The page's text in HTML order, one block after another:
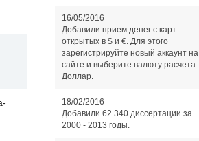
16/05/2016
Добавили прием денег с карт
открытых в $ и €. Для этого
зарегистрируйте новый аккаунт на
сайте и выберите валюту расчета
Доллар.
18/02/2016
Добавили 62 340 диссертации за
2000 - 2013 годы.